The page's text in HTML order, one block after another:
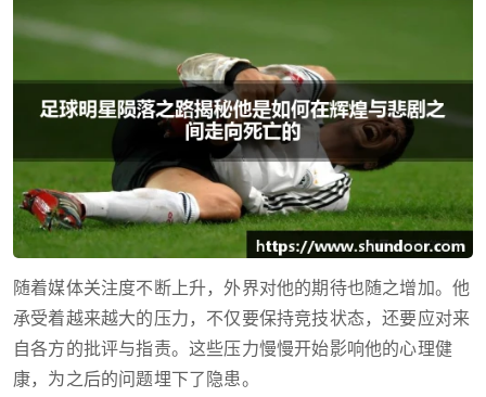
随着媒体关注度不断上升，外界对他的期待也随之增加。他
承受着越来越大的压力，不仅要保持竞技状态，还要应对来
自各方的批评与指责。这些压力慢慢开始影响他的心理健
康，为之后的问题埋下了隐患。